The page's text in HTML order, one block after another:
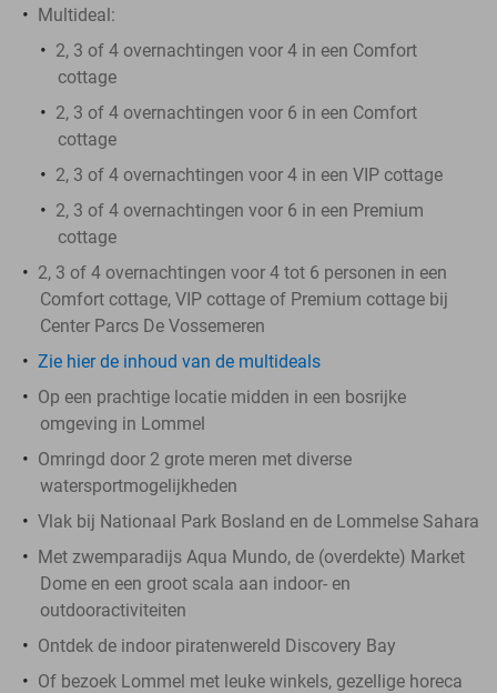
Multideal:
2, 3 of 4 overnachtingen voor 4 in een Comfort
cottage
2, 3 of 4 overnachtingen voor 6 in een Comfort
cottage
2, 3 of 4 overnachtingen voor 4 in een VIP cottage
2, 3 of 4 overnachtingen voor 6 in een Premium
cottage
2, 3 of 4 overnachtingen voor 4 tot 6 personen in een
Comfort cottage, VIP cottage of Premium cottage bij
Center Parcs De Vossemeren
Zie hier de inhoud van de multideals
Op een prachtige locatie midden in een bosrijke
omgeving in Lommel
Omringd door 2 grote meren met diverse
watersportmogelijkheden
Vlak bij Nationaal Park Bosland en de Lommelse Sahara
Met zwemparadijs Aqua Mundo, de (overdekte) Market
Dome en een groot scala aan indoor- en
outdooractiviteiten
Ontdek de indoor piratenwereld Discovery Bay
Of bezoek Lommel met leuke winkels, gezellige horeca